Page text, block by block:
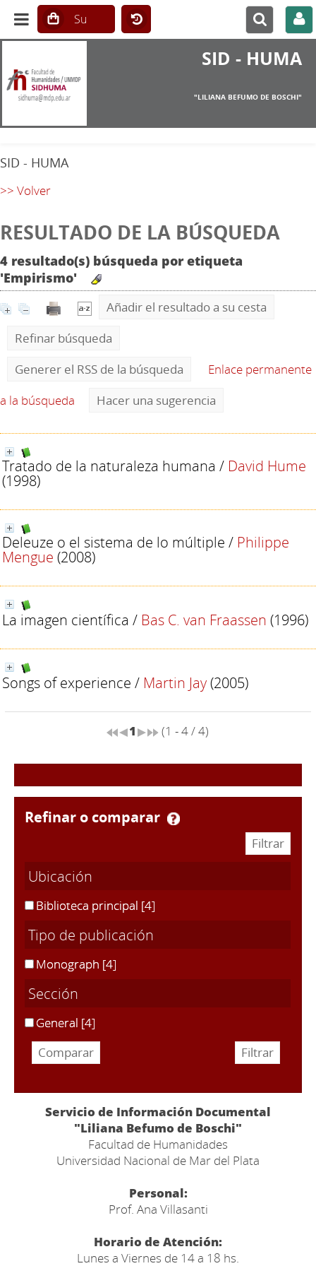
SID - HUMA
"LILIANA BEFUMO DE BOSCHI"
SID - HUMA
>> Volver
RESULTADO DE LA BÚSQUEDA
4 resultado(s) búsqueda por etiqueta
'Empirismo'
Añadir el resultado a su cesta
Refinar búsqueda
Generer el RSS de la búsqueda
Enlace permanente
a la búsqueda
Hacer una sugerencia
Tratado de la naturaleza humana / David Hume
(1998)
Deleuze o el sistema de lo múltiple / Philippe
Mengue (2008)
La imagen científica / Bas C. van Fraassen (1996)
Songs of experience / Martin Jay(2005)
1 (1 - 4 / 4)
refinar o comparar
Ubicación
Biblioteca principal [4]
Tipo de publicación
Monograph [4]
Sección
General [4]
Servicio de Información Documental
"Liliana Befumo de Boschi"
Facultad de Humanidades
Universidad Nacional de Mar del Plata
Personal:
Prof. Ana Villasanti
Horario de Atención:
Lunes a Viernes de 14 a 18 hs.